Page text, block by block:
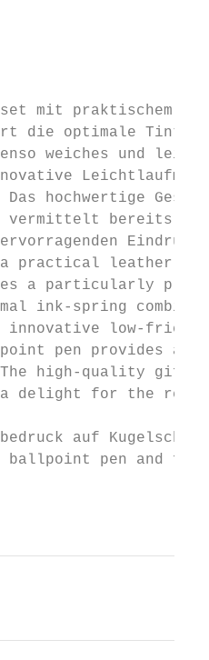
mit praktischem
die optimale Tinten-
weiches und
hochwertige
vermittelt bereits im
Eindruck.
practical leather
a particularly
ink-spring
innovative low-
pen provides
The high-quality
a delight for the
auf
ballpoint pen and